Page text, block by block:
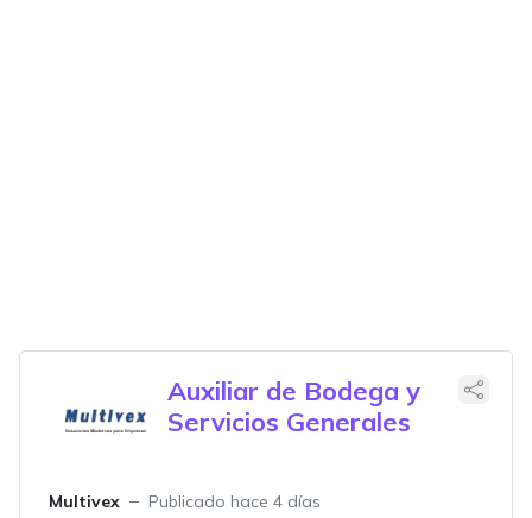
Auxiliar de Bodega y
Servicios Generales
Multivex
Publicado hace 4 días